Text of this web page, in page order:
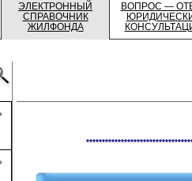
ЭЛЕКТРОННЫЙ
СПРАВОЧНИК
ЖИЛФОНДА
ВОПРОС —